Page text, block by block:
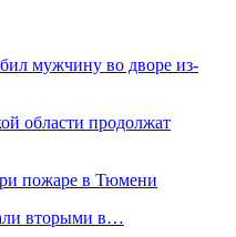
мужчину во дворе из-
области продолжат
пожаре в Тюмени
вторыми в…